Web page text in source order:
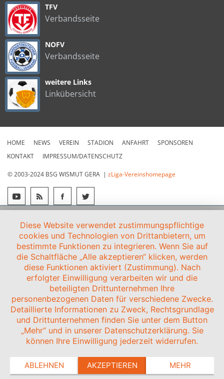
TFV
Verbandsseite
NOFV
Verbandsseite
weitere Links
Linkübersicht
HOME NEWS VEREIN STADION ANFAHRT
SPONSOREN
KONTAKT
IMPRESSUM/DATENSCHUTZ
© 2003-2024 BSG WISMUT GERA | zLiga-Vereinshomepage
Diese Website verwendet zustimmungspflichtige
cookies und Technologien von Drittanbietern, um
bestimmte Funktionen zu integrieren. Wenn Sie auf
die Schaltfläche „Alle akzeptieren“ klicken, werden
diese Funktionen aktiviert (Zustimmung). Nach
erfolgter Einwilligung verarbeiten wir und die
beteiligten Drittunternehmen Ihre
personenbezogenen Daten für verschiedene Zwecke.
Detaillierte Informationen zu Zweck, Rechtsgrundlage
und Drittunternehmen finden Sie unter dem Button
„Mehr“ und in unserer Datenschutzerklärung. Sie
können Ihre Einwilligung jederzeit widerrufen.
ABLEHNEN AKZEPTIEREN MEHR